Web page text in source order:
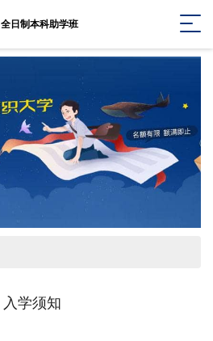
全日制本科助学班
入学须知